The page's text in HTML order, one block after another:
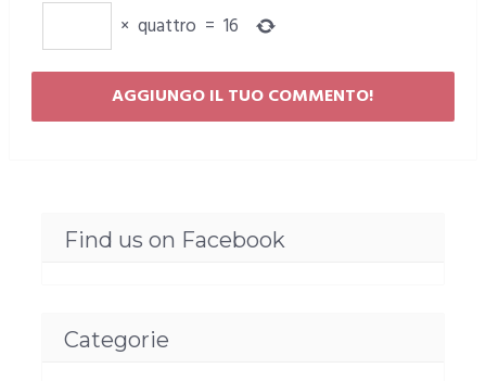
× quattro = 16
Find us on Facebook
Categorie